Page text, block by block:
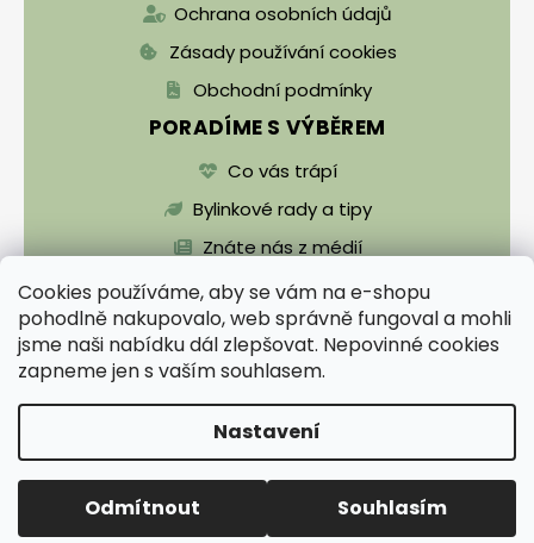
Cookies používáme, aby se vám na e-shopu
pohodlně nakupovalo, web správně fungoval a mohli
jsme naši nabídku dál zlepšovat. Nepovinné cookies
zapneme jen s vaším souhlasem.
Nastavení
Odmítnout Souhlasím
Ochrana osobních údajů
Zásady používání cookies
Obchodní podmínky
PORADÍME S VÝBĚREM
Co vás trápí
Bylinkové rady a tipy
Znáte nás z médií
Vytvořil Shoptet
Karel pro zdraví. Všechna práva vyhrazena.
Upravit nastavení cookies